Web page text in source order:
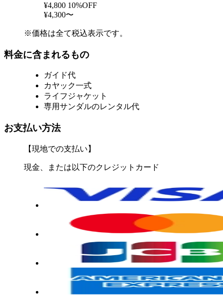
¥4,800 10%OFF
¥4,300〜
※価格は全て税込表示です。
料金に含まれるもの
ガイド代
カヤック一式
ライフジャケット
専用サンダルのレンタル代
お支払い方法
【現地での支払い】
現金、または以下のクレジットカード